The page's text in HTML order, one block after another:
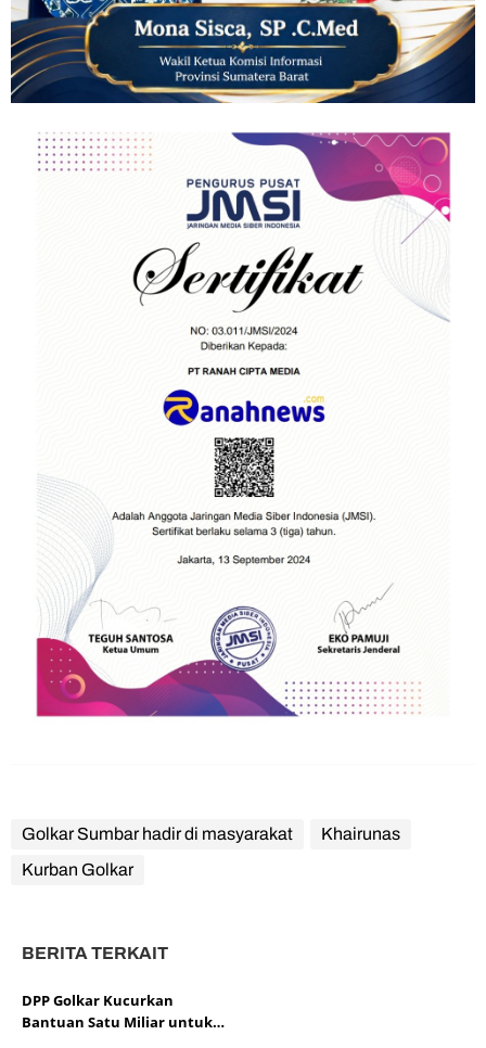
Golkar Sumbar hadir di masyarakat
Khairunas
Kurban Golkar
BERITA TERKAIT
DPP Golkar Kucurkan
Bantuan Satu Miliar untuk